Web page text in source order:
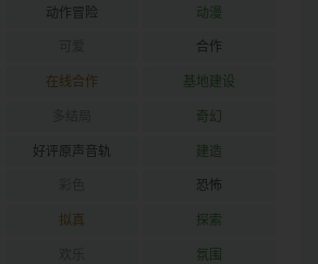
动作冒险 动漫
合作
在线合作 基地建设
奇幻
好评原声音轨 建造
恐怖
拟真 探索
氛围